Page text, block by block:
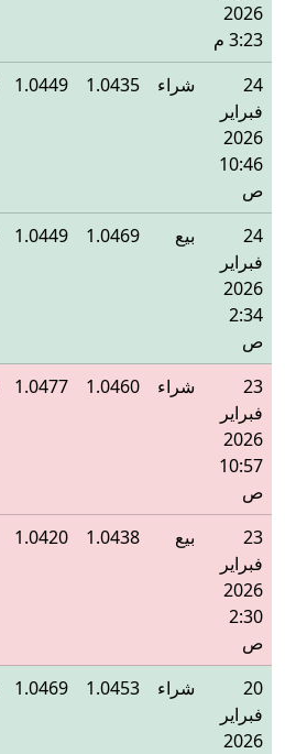
2026
3:23 م
24
فبراير
2026
10:46
ص
شراء 1.0435
1.0449
24
فبراير
2026
2:34
ص
بيع 1.0469
1.0449
23
فبراير
2026
10:57
ص
شراء 1.0460
1.0477
23
فبراير
2026
2:30
ص
بيع 1.0438
1.0420
20
فبراير
2026
شراء 1.0453
1.0469